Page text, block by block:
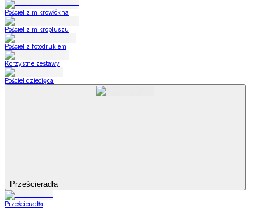
Pościel z mikrowłókna
Pościel z mikropluszu
Pościel z fotodrukiem
Korzystne zestawy
Pościel dziecięca
Prześcieradła
Prześcieradła